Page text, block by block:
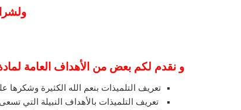
و نقدم لكم بعض من الأهداف العامة
تعريف التلميذات بنعم الله الكثيرة وشكرها
تعريف التلميذات بالأهداف النبيلة التي